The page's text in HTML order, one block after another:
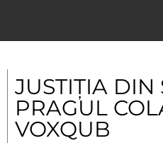
content
JUSTIȚIA DIN
PRAGUL
VOXQUB